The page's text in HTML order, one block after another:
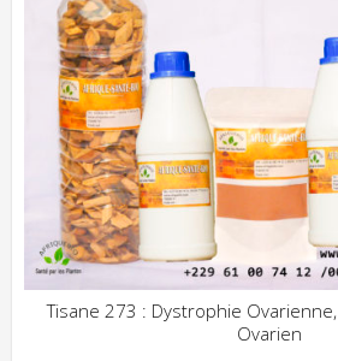
Tisane 273 : Dystrophie
Ovarien